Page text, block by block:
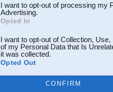
I want to opt-out of processing my
Advertising.
Opted In
I want to opt-out of Collection,
of my Personal Data that Is
it was collected.
Opted Out
CONFIRM